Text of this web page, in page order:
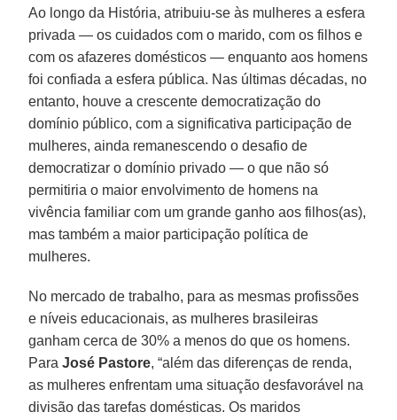
Ao longo da História, atribuiu-se às mulheres a esfera
privada — os cuidados com o marido, com os filhos e
com os afazeres domésticos — enquanto aos homens
foi confiada a esfera pública. Nas últimas décadas, no
entanto, houve a crescente democratização do
domínio público, com a significativa participação de
mulheres, ainda remanescendo o desafio de
democratizar o domínio privado — o que não só
permitiria o maior envolvimento de homens na
vivência familiar com um grande ganho aos filhos(as),
mas também a maior participação política de
mulheres.
No mercado de trabalho, para as mesmas profissões
e níveis educacionais, as mulheres brasileiras
ganham cerca de 30% a menos do que os homens.
ParaJosé Pastore, “além das diferenças de renda,
as mulheres enfrentam uma situação desfavorável na
divisão das tarefas domésticas. Os maridos